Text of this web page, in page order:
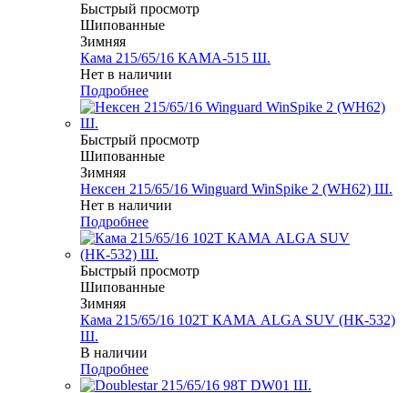
Быстрый просмотр
Шипованные
Зимняя
Кама 215/65/16 КАМА-515 Ш.
Нет в наличии
Подробнее
Быстрый просмотр
Шипованные
Зимняя
Нексен 215/65/16 Winguard WinSpike 2 (WH62) Ш.
Нет в наличии
Подробнее
Быстрый просмотр
Шипованные
Зимняя
Кама 215/65/16 102T КАМА ALGA SUV (НК-532)
Ш.
В наличии
Подробнее